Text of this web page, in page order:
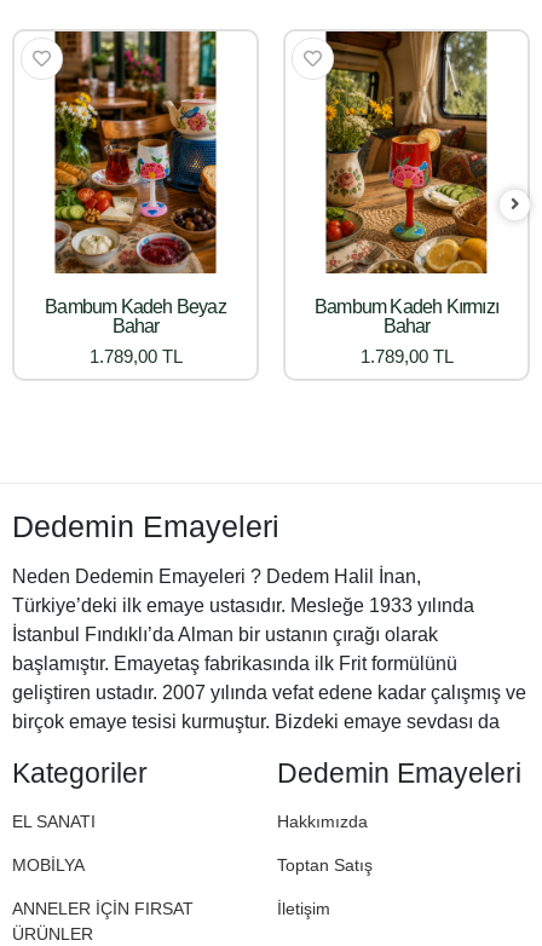
Bambum Kadeh Beyaz
Bahar
1.789,00 TL
Bambum Kadeh Kırmızı
Bahar
1.789,00 TL
Dedemin Emayeleri
Neden Dedemin Emayeleri ? Dedem Halil İnan,
Türkiye’deki ilk emaye ustasıdır. Mesleğe 1933 yılında
İstanbul Fındıklı’da Alman bir ustanın çırağı olarak
başlamıştır. Emayetaş fabrikasında ilk Frit formülünü
geliştiren ustadır. 2007 yılında vefat edene kadar çalışmış ve
birçok emaye tesisi kurmuştur. Bizdeki emaye sevdası da
Emayeleri
Kategoriler
EL SANATI
MOBİLYA
ANNELER İÇİN FIRSAT
ÜRÜNLER
Dedemin Emayeleri
Hakkımızda
Toptan Satış
İletişim